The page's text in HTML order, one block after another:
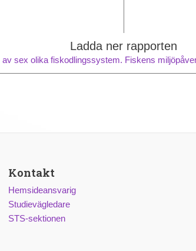
Ladda ner rapporten
sex olika fiskodlingssystem. Fiskens
Kontakt
Hemsideansvarig
Studievägledare
STS-sektionen